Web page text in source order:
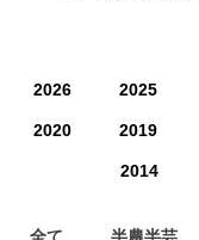
2026 2025
2020 2019
2014
全て 半農半芸